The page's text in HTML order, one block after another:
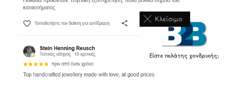
Κλείσιμο
Είστε πελάτης χονδρικής;